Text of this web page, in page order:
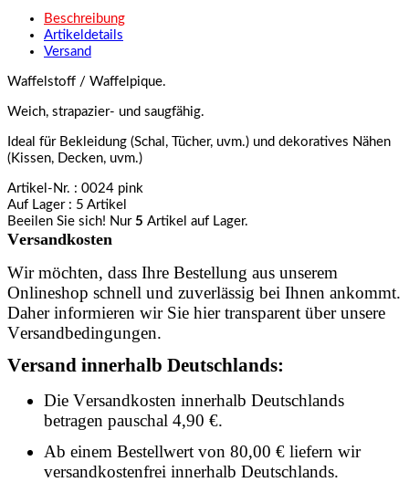
Beschreibung
Artikeldetails
Versand
Waffelstoff / Waffelpique.
Weich, strapazier- und saugfähig.
Ideal für Bekleidung (Schal, Tücher, uvm.) und dekoratives Nähen
(Kissen, Decken, uvm.)
Artikel-Nr. : 0024 pink
Auf Lager : 5 Artikel
Beeilen Sie sich! Nur 5 Artikel auf Lager.
Versandkosten
Wir möchten, dass Ihre Bestellung aus unserem
Onlineshop schnell und zuverlässig bei Ihnen ankommt.
Daher informieren wir Sie hier transparent über unsere
Versandbedingungen.
Versand innerhalb Deutschlands:
Die Versandkosten innerhalb Deutschlands
betragen pauschal 4,90 €.
Ab einem Bestellwert von 80,00 € liefern wir
versandkostenfrei innerhalb Deutschlands.